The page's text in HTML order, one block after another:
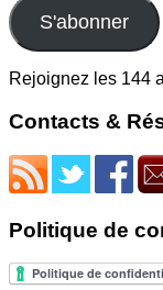
S'abonner
Rejoignez les 144
Contacts &
Politique de